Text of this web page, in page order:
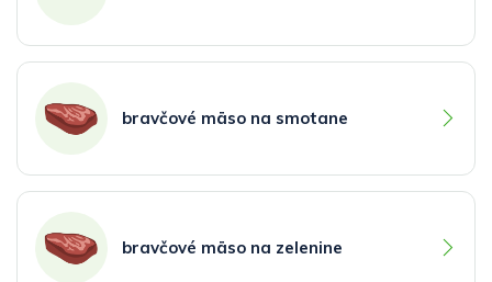
bravčové mäso na smotane
bravčové mäso na zelenine